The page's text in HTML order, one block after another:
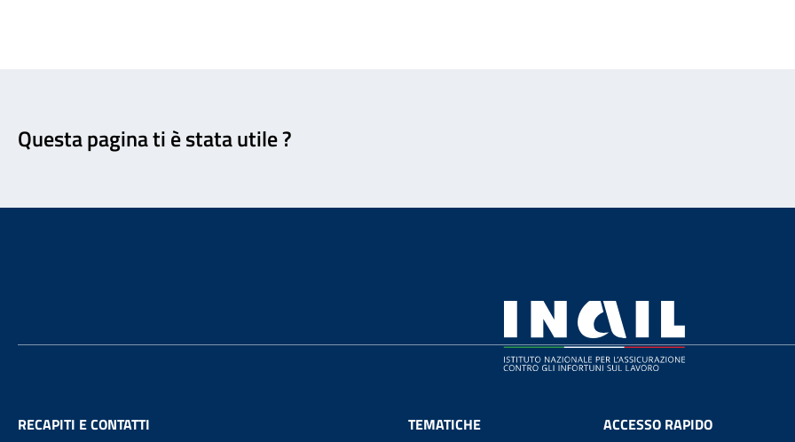
Questa pagina ti è stata utile ?
RECAPITI E CONTATTI
TEMATICHE
ACCESSO RAPIDO